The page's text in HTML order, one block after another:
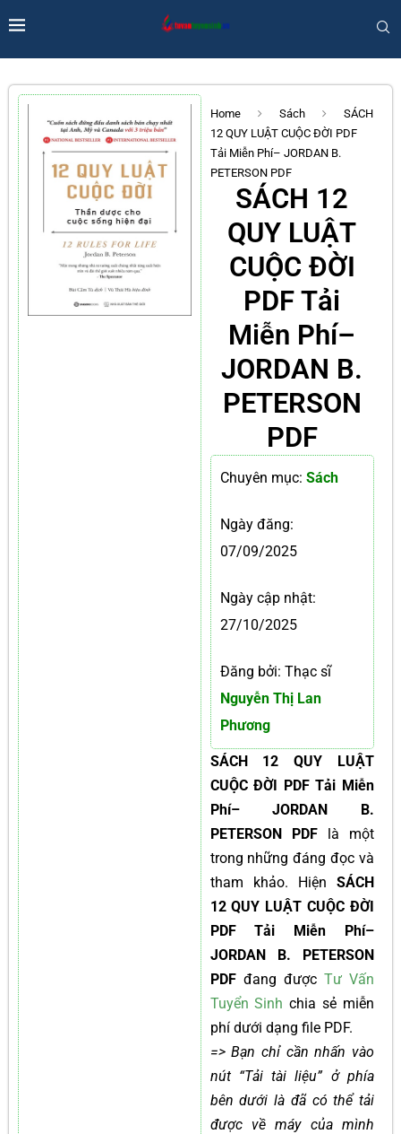
Home Sách
SÁCH
12 QUY LUẬT CUỘC ĐỜI PDF
Tải Miễn Phí– JORDAN B.
PETERSON PDF
SÁCH 12
QUY LUẬT
CUỘC ĐỜI
PDF Tải
Miễn Phí–
JORDAN B.
PETERSON
PDF
Chuyên mục: Sách
Ngày đăng:
07/09/2025
Ngày cập nhật:
27/10/2025
Đăng bởi: Thạc sĩ
Nguyễn Thị Lan
Phương
SÁCH 12 QUY LUẬT
CUỘC ĐỜI PDF Tải Miễn
Phí– JORDAN B.
PETERSON PDFlà một
trong những đáng đọc và
tham khảo. Hiện SÁCH
12 QUY LUẬT CUỘC ĐỜI
PDF Tải Miễn Phí–
JORDAN B. PETERSON
PDF đang được Tư Vấn
Tuyển Sinh chia sẻ miễn
phí dưới dạng file PDF.
=> Bạn chỉ cần nhấn vào
nút “Tải tài liệu” ở phía
bên dưới là đã có thể tải
được về máy của mình